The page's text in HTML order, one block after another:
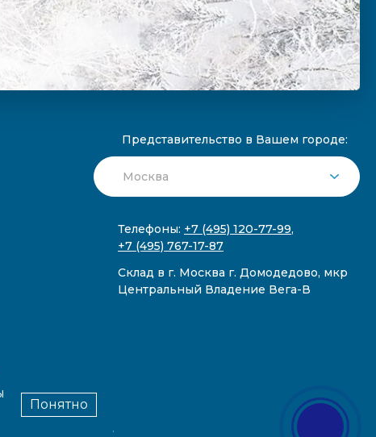
Представительство в Вашем городе:
Телефоны: +7 (495) 120-77-99,
+7 (495) 767-17-87
Склад в г. Москва г. Домодедово, мкр
Центральный Владение Вега-В
публичной офертой.
Понятно